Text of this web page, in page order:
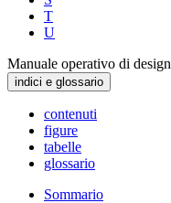
T
U
Manuale operativo di design
indici e glossario
contenuti
figure
tabelle
glossario
Sommario